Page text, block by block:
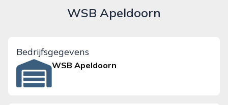
WSB Apeldoorn
Bedrijfsgegevens
WSB Apeldoorn